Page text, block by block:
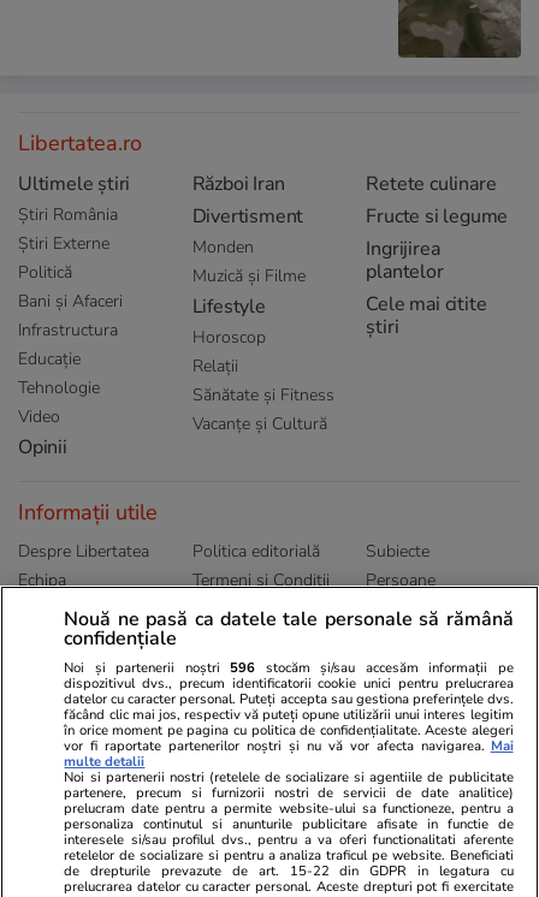
Libertatea.ro
Ultimele știri
Știri România
Știri Externe
Politică
Bani și Afaceri
Infrastructura
Educație
Tehnologie
Video
Opinii
Război Iran
Divertisment
Monden
Muzică și Filme
Lifestyle
Horoscop
Relații
Sănătate și Fitness
Vacanțe și Cultură
Retete culinare
Fructe si legume
Ingrijirea
plantelor
Cele mai citite
știri
Informații utile
Despre Libertatea
Echipa
Publicitate
Politica de
confidențialitate
Politica editorială
Termeni și Conditii
Abonamente
Subiecte
Persoane
Sitemap
Ringier România
Libertatea pentru
Unica.ro
Program TV
Avantaje
ELLE
Gazeta Sporturilor
Stiri mondene
Calculator sarcina
Ajută Copiii
Locuri de muncă
Imobiliare.ro
Jobradar24
Imoradar24
Colecții Libertatea
Nouă ne pasă ca datele tale personale să rămână
confidențiale
Noi și partenerii noștri 596 stocăm și/sau accesăm informații pe
dispozitivul dvs., precum identificatorii cookie unici pentru prelucrarea
datelor cu caracter personal. Puteți accepta sau gestiona preferințele dvs.
făcând clic mai jos, respectiv vă puteți opune utilizării unui interes legitim
în orice moment pe pagina cu politica de confidențialitate. Aceste alegeri
vor fi raportate partenerilor noștri și nu vă vor afecta navigarea. Mai
multe detalii
Noi si partenerii nostri (retelele de socializare si agentiile de publicitate
partenere, precum si furnizorii nostri de servicii de date analitice)
prelucram date pentru a permite website-ului sa functioneze, pentru a
personaliza continutul si anunturile publicitare afisate in functie de
interesele si/sau profilul dvs., pentru a va oferi functionalitati aferente
retelelor de socializare si pentru a analiza traficul pe website. Beneficiati
de drepturile prevazute de art. 15-22 din GDPR in legatura cu
prelucrarea datelor cu caracter personal. Aceste drepturi pot fi exercitate